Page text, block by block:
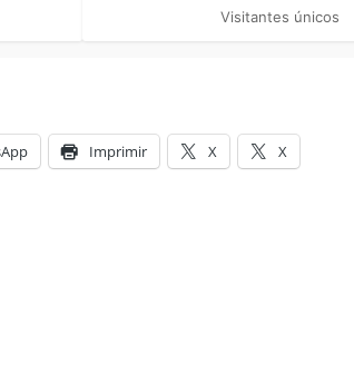
Visitantes únicos
Imprimir X X